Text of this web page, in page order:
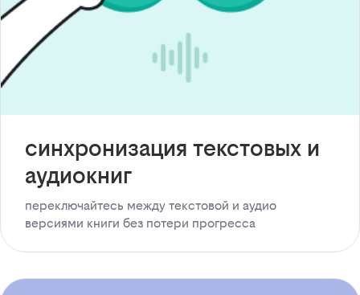
синхронизация текстовых и
аудиокниг
переключайтесь между текстовой и аудио
версиями книги без потери прогресса